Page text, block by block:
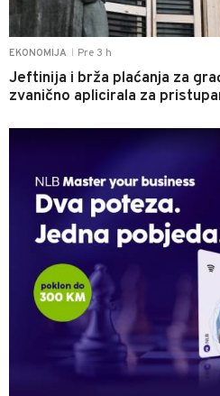
EKONOMIJA Pre 3 h
Jeftinija i brža plaćanja za
zvanično aplicirala za